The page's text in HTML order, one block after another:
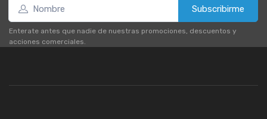
Subscribirme
Enterate antes que nadie de nuestras promociones, descuentos y
acciones comerciales.